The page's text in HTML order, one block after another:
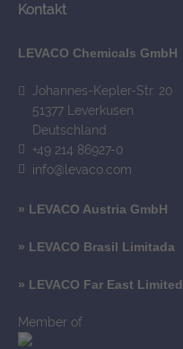
Kontakt
LEVACO Chemicals GmbH
Johannes-Kepler-Str. 20
51377 Leverkusen
Deutschland
+49 214 86927-0
info@levaco.com
» LEVACO Austria GmbH
» LEVACO Brasil Limitada
» LEVACO Far East Limited
Member of